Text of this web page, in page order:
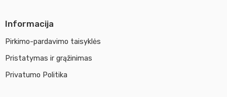
Informacija
Pirkimo-pardavimo taisyklės
Pristatymas ir grąžinimas
Privatumo Politika